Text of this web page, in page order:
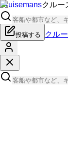
Cruisemansクルー
投稿する クル